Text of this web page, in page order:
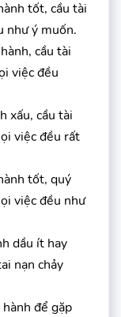
tốt, cầu tài
như ý muốn.
cầu tài
việc đều
xấu, cầu tài
việc đều rất
tốt, quý
việc đều như
dầu ít hay
nạn chảy
để gặp